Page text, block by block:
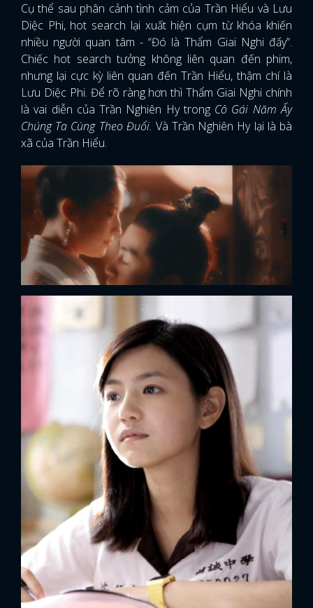
Cụ thể sau phân cảnh tình cảm của Trần Hiểu và Lưu
Diệc Phi, hot search lại xuất hiện cụm từ khóa khiến
nhiều người quan tâm - “Đó là Thẩm Giai Nghi đấy”.
Chiếc hot search tưởng không liên quan đến phim,
nhưng lại cực kỳ liên quan đến Trần Hiểu, thậm chí là
Lưu Diệc Phi. Để rõ ràng hơn thì Thẩm Giai Nghi chính
là vai diễn của Trần Nghiên Hy trong Cô Gái Năm Ấy
Chúng Ta Cùng Theo Đuổi. Và Trần Nghiên Hy lại là bà
xã của Trần Hiểu.